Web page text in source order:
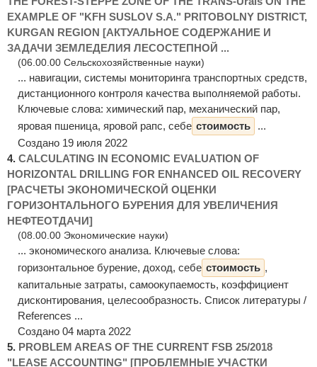
EXAMPLE OF "KFH SUSLOV S.A." PRITOBOLNY DISTRICT,
KURGAN REGION [АКТУАЛЬНОЕ СОДЕРЖАНИЕ И
ЗАДАЧИ ЗЕМЛЕДЕЛИЯ ЛЕСОСТЕПНОЙ ...
(06.00.00 Сельскохозяйственные науки)
... навигации, системы мониторинга транспортных средств,
дистанционного контроля качества выполняемой работы.
Ключевые слова: химический пар, механический пар,
яровая пшеница, яровой рапс, себе стоимость
...
Создано 19 июля 2022
4. CALCULATING IN ECONOMIC EVALUATION OF
HORIZONTAL DRILLING FOR ENHANCED OIL RECOVERY
[РАСЧЕТЫ ЭКОНОМИЧЕСКОЙ ОЦЕНКИ
ГОРИЗОНТАЛЬНОГО БУРЕНИЯ ДЛЯ УВЕЛИЧЕНИЯ
НЕФТЕОТДАЧИ]
(08.00.00 Экономические науки)
... экономического анализа. Ключевые слова:
горизонтальное бурение, доход, себе стоимость ,
капитальные затраты, самоокупаемость, коэффициент
дисконтирования, целесообразность. Список литературы /
References ...
Создано 04 марта 2022
5. PROBLEM AREAS OF THE CURRENT FSB 25/2018
"LEASE ACCOUNTING" [ПРОБЛЕМНЫЕ УЧАСТКИ